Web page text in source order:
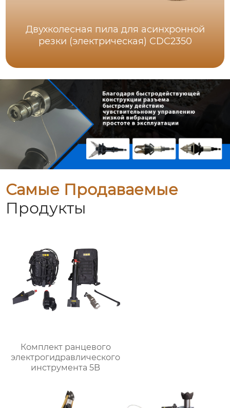
Двухколесная пила для асинхронной
резки (электрическая) CDC2350
Самые Продаваемые
Продукты
Комплект ранцевого
электрогидравлического
инструмента 5B